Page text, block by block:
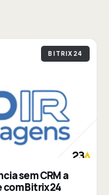
BITRIX24
sem CRM a
com Bitrix24